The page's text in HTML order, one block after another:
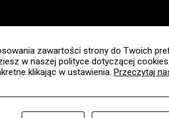
zawartości strony do Twoich
w naszej polityce dotyczącej
klikając w ustawienia. Przeczytaj